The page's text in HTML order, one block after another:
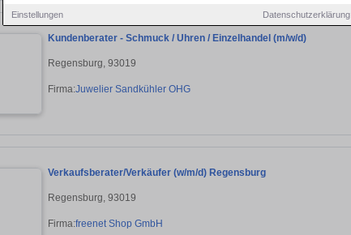
Einstellungen Datenschutzerklärung
Kundenberater - Schmuck / Uhren / Einzelhandel (m/w/d)
Regensburg, 93019
Firma:Juwelier Sandkühler OHG
Verkaufsberater/Verkäufer (w/m/d) Regensburg
Regensburg, 93019
Firma:freenet Shop GmbH